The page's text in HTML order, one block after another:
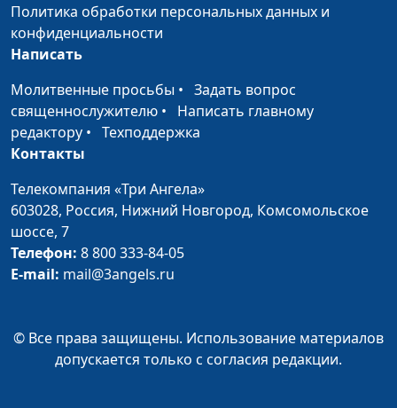
паэлья с грибами
Корейская кухня:
карамелью и груши
печеные с грецкими
орехами
Индийская кухня: салат
овощной с кус-кусом и
салат с авокадо
Болгарская кухня: суп
«Боб чорба», гювеч с
Французская кухня:
овощной суп «Потаж»,
Юрий Гусев #137
Политика обработки персональных данных и
конфиденциальности
Написать
Молитвенные просьбы • Задать вопрос
священнослужителю • Написать главному
редактору • Техподдержка
Контакты
Телекомпания «Три Ангела»
603028, Россия, Нижний Новгород, Комсомольское
шоссе, 7
Телефон: 8 800 333-84-05
E-mail: mail@3angels.ru
© Все права защищены. Использование материалов
допускается только с согласия редакции.